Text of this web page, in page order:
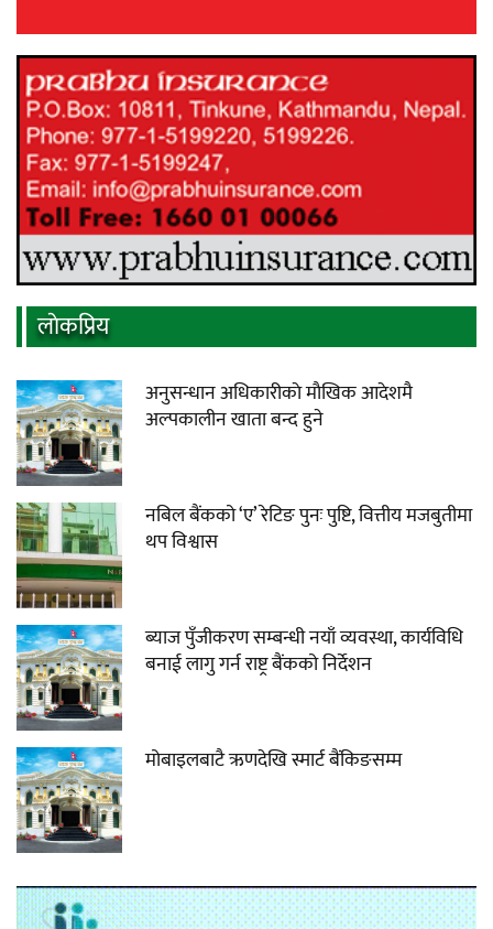
लाेकप्रिय
अनुसन्धान अधिकारीकाे माैखिक आदेशमै
अल्पकालीन खाता बन्द हुने
नबिल बैंकको ‘ए’ रेटिङ पुनः पुष्टि, वित्तीय मजबुतीमा
थप विश्वास
ब्याज पुँजीकरण सम्बन्धी नयाँ व्यवस्था, कार्यविधि
बनाई लागु गर्न राष्ट्र बैंकको निर्देशन
मोबाइलबाटै ऋणदेखि स्मार्ट बैंकिङसम्म